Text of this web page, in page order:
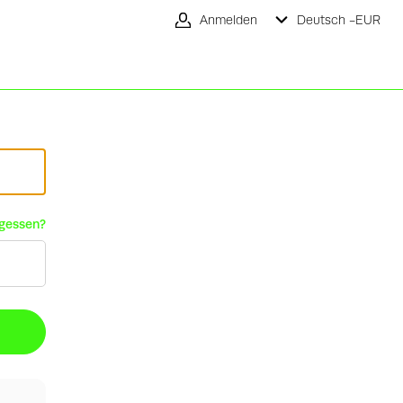
Anmelden Deutsch -EUR